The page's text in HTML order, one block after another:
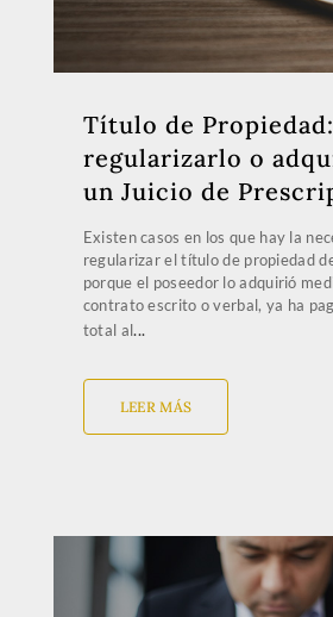
Título de
regularizarlo o
un Juicio de
Existen casos en los que hay la
regularizar el título de propiedad
porque el poseedor lo adquirió
contrato escrito o verbal, ya ha
total al
LEER MÁS